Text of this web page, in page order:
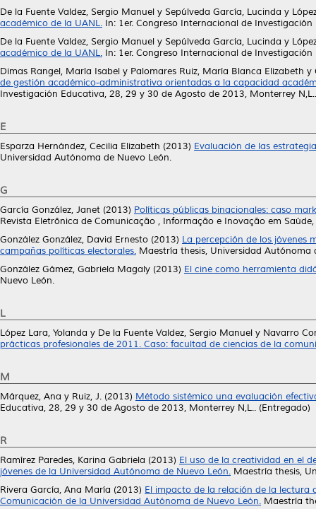
De la Fuente Valdez, Sergio Manuel y Sepúlveda García, Lucinda y
académico de la UANL. In: 1er. Congreso Internacional de
De la Fuente Valdez, Sergio Manuel y Sepúlveda García, Lucinda y
académico de la UANL. In: 1er. Congreso Internacional de
Dimas Rangel, María Isabel y Palomares Ruiz, María Blanca Elizabeth y
de gestión académico-administrativa orientadas a la capacidad
Investigación Educativa, 28, 29 y 30 de Agosto de 2013, Monterrey
E
Esparza Hernández, Cecilia Elizabeth (2013) Evaluación de las
Universidad Autónoma de Nuevo León.
G
García González, Janet (2013) Políticas públicas binacionales: caso
Revista Eletrônica de Comunicação , Informação e Inovação em
González González, David Ernesto (2013) La percepción de los jóvenes
campañas políticas electorales. Maestría thesis, Universidad Autónoma
González Gámez, Gabriela Magaly (2013) El cine como herramienta
Nuevo León.
L
López Lara, Yolanda y De la Fuente Valdez, Sergio Manuel y Navarro
prácticas profesionales de 2011. Caso: facultad de ciencias de la
M
Márquez, Ana y Ruiz, J. (2013) Método sistémico una evaluación
Educativa, 28, 29 y 30 de Agosto de 2013, Monterrey N,L.. (Entregado)
R
Ramírez Paredes, Karina Gabriela (2013) El uso de la creatividad en el
jóvenes de la Universidad Autónoma de Nuevo León. Maestría thesis,
Rivera García, Ana María (2013) El impacto de la relación de la lectura
Comunicación de la Universidad Autónoma de Nuevo León. Maestría